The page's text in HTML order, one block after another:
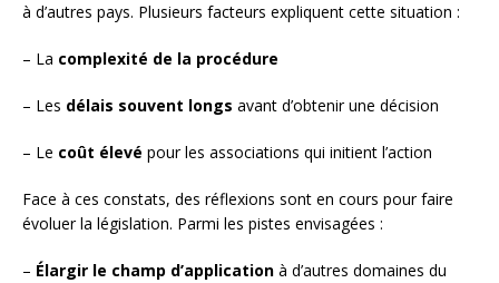
à d’autres pays. Plusieurs facteurs expliquent cette situation :
– La complexité de la procédure
– Les délais souvent longs avant d’obtenir une décision
– Le coût élevé pour les associations qui initient l’action
Face à ces constats, des réflexions sont en cours pour faire
évoluer la législation. Parmi les pistes envisagées :
– Élargir le champ d’application à d’autres domaines du